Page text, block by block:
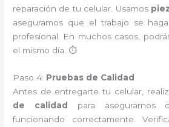
reparación de tu celular. Usamos
aseguramos que el trabajo se
profesional. En muchos casos,
el mismo día. ⏱️
Paso 4: Pruebas de Calidad
Antes de entregarte tu celular,
de calidad
para
funcionando correctamente.